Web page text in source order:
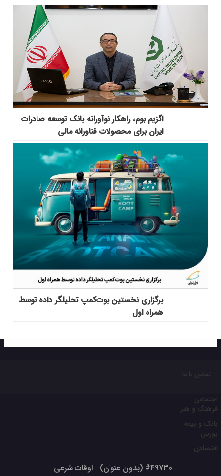
اگزیم بوم، راهکار نوآورانه بانک توسعه صادرات
ایران برای محصولات فناورانه مالی
برگزاری نخستین بوت‌کمپ تحلیلگر داده توسط
همراه اول
تماس با ما
اجتماعی
فرهنگ و هنر
بانک و بیمه
بورس
اقتصادی
#49730 (بدون عنوان) اوقات شرعی